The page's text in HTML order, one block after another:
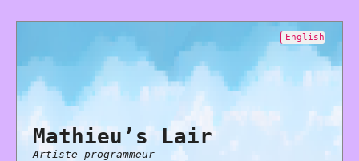
Mathieu’s Lair
Artiste-programmeur
English